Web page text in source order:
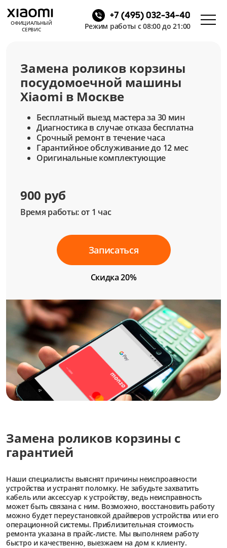
ОФИЦИАЛЬНЫЙ
СЕРВИС
+7 (495) 032-34-40
Режим работы с 08:00 до 21:00
Замена роликов корзины
посудомоечной машины
Xiaomi в Москве
Бесплатный выезд мастера за 30 мин
Диагностика в случае отказа бесплатна
Срочный ремонт в течение часа
Гарантийное обслуживание до 12 мес
Оригинальные комплектующие
900 руб
Время работы: от 1 час
Записаться
Скидка 20%
Замена роликов корзины с
гарантией
Наши специалисты выяснят причины неиспроавности
устройства и устранят поломку. Не забудьте захватить
кабель или аксессуар к устройству, ведь неисправность
может быть связана с ним. Возможно, восстановить работу
можно будет переустановкой драйверов устройства или его
операционной системы. Приблизительная стоимость
ремонта указана в прайс-листе. Мы выполняем работу
быстро и качественно, выезжаем на дом к клиенту.